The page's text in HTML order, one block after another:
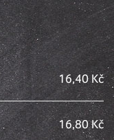
16,40 Kč
16,80 Kč